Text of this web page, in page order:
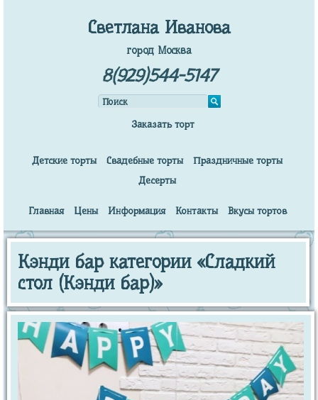
Светлана Иванова
город Москва
8(929)544-5147
Заказать торт
Детские торты Свадебные торты
Праздничные торты
Десерты
Главная Цены Информация Контакты Вкусы тортов
Кэнди бар категории «Сладкий
стол (Кэнди бар)»